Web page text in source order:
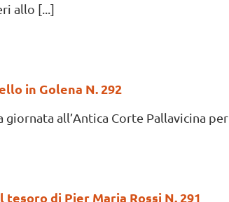
allo [...]
in Golena N. 292
giornata all’Antica Corte Pallavicina
tesoro di Pier Maria Rossi N. 291